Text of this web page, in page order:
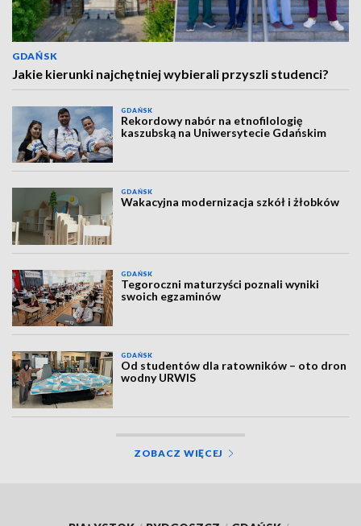
GDAŃSK
Jakie kierunki najchętniej wybierali przyszli studenci?
GDAŃSK
Rekordowy nabór na etnofilologię
kaszubską na Uniwersytecie Gdańskim
GDAŃSK
Wakacyjna modernizacja szkół i żłobków
GDAŃSK
Tegoroczni maturzyści poznali wyniki
swoich egzaminów
GDAŃSK
Od studentów dla ratowników – oto dron
wodny URWIS
ZOBACZ WIĘCEJ